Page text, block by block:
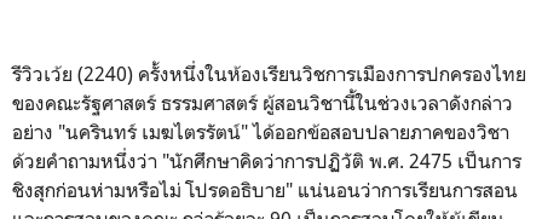
รีวิวเว้ย (2240) ครั้งหนึ่งในห้องเรียนวิชการเมืองการปกครองไทย
ของคณะรัฐศาสตร์ ธรรมศาสตร์ ผู้สอนวิชานี้ในช่วงเวลาดังกล่าว
อย่าง "นครินทร์ เมฆไตรรัตน์" ได้ออกข้อสอบปลายภาคของวิชา
ด้วยคำถามหนึ่งว่า "นักศึกษาคิดว่าการปฏิวัติ พ.ศ. 2475 เป็นการ
ชิงสุกก่อนห่ามหรือไม่ โปรดอธิบาย" แน่นอนว่าการเรียนการสอน